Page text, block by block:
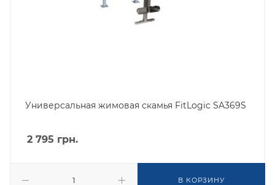
Универсальная жимовая скамья FitLogic SA369S
2 795 грн.
В КОРЗИНУ